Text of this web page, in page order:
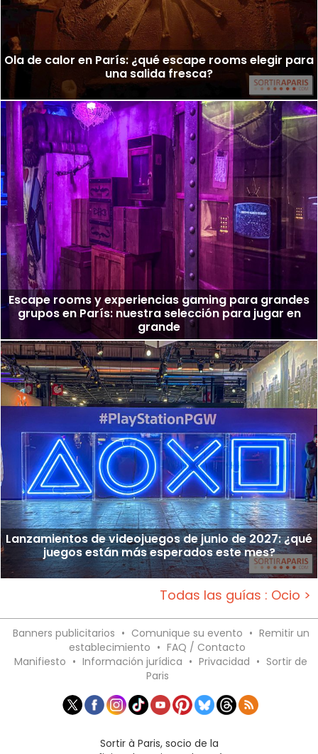
Ola de calor en París: ¿qué escape rooms elegir para
una salida fresca?
Escape rooms y experiencias gaming para grandes
grupos en París: nuestra selección para jugar en
grande
Lanzamientos de videojuegos de junio de 2027: ¿qué
juegos están más esperados este mes?
Todas las guías : Ocio >
Banners publicitarios • Comunique su evento • Remitir un
establecimiento • FAQ / Contacto
Manifiesto • Información jurídica • Privacidad • Sortir de
Paris
Sortir à Paris, socio de la